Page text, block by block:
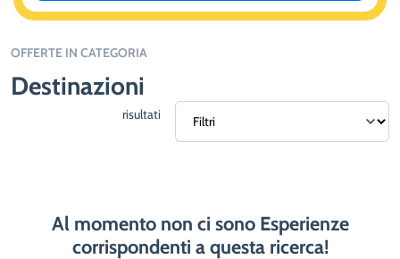
OFFERTE IN CATEGORIA
Destinazioni
risultati
Al momento non ci sono Esperienze
corrispondenti a questa ricerca!